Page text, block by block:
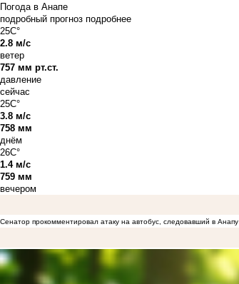
Погода в Анапе
подробный прогноз подробнее
25C°
2.8 м/с
ветер
757 мм рт.ст.
давление
сейчас
25C°
3.8 м/с
758 мм
днём
26C°
1.4 м/с
759 мм
вечером
Сенатор прокомментировал атаку на автобус, следовавший в Анапу